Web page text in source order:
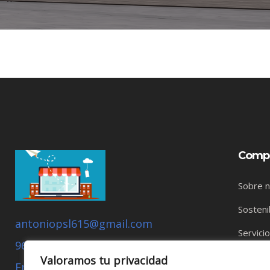
Valoramos tu privacidad
antoniopsl615@gmail.com
968 20 42 62
Sobre